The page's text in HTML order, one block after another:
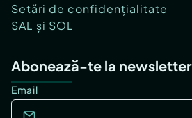
Setări de confidențialitate
SAL și SOL
Abonează-te la newsletter
Email